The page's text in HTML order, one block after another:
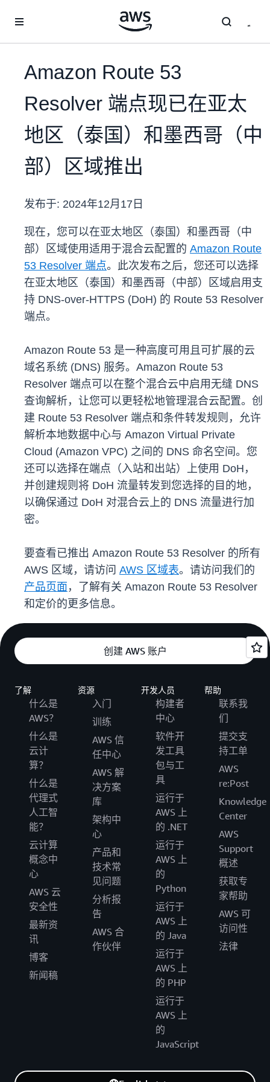
Amazon Route 53
Resolver 端点现已在亚太
地区（泰国）和墨西哥（中
部）区域推出
发布于: 2024年12月17日
现在，您可以在亚太地区（泰国）和墨西哥（中
部）区域使用适用于混合云配置的 Amazon Route
53 Resolver 端点。此次发布之后，您还可以选择
在亚太地区（泰国）和墨西哥（中部）区域启用支
持 DNS-over-HTTPS (DoH) 的 Route 53 Resolver
端点。
Amazon Route 53 是一种高度可用且可扩展的云
域名系统 (DNS) 服务。Amazon Route 53
Resolver 端点可以在整个混合云中启用无缝 DNS
查询解析，让您可以更轻松地管理混合云配置。创
建 Route 53 Resolver 端点和条件转发规则，允许
解析本地数据中心与 Amazon Virtual Private
Cloud (Amazon VPC) 之间的 DNS 命名空间。您
还可以选择在端点（入站和出站）上使用 DoH，
并创建规则将 DoH 流量转发到您选择的目的地，
以确保通过 DoH 对混合云上的 DNS 流量进行加
密。
要查看已推出 Amazon Route 53 Resolver 的所有
AWS 区域，请访问 AWS 区域表。请访问我们的
产品页面 ，了解有关 Amazon Route 53 Resolver
和定价的更多信息。
创建 AWS 账户
了解
什么是
AWS？
什么是
云计
算？
什么是
代理式
人工智
能？
云计算
概念中
心
AWS 云
安全性
最新资
讯
博客
新闻稿
资源
入门
训练
AWS 信
任中心
AWS 解
决方案
库
架构中
心
产品和
技术常
见问题
分析报
告
AWS 合
作伙伴
开发人员
构建者
中心
软件开
发工具
包与工
具
运行于
AWS 上
的 .NET
运行于
AWS 上
的
Python
运行于
AWS 上
的 Java
运行于
AWS 上
的 PHP
运行于
AWS 上
的
JavaScript
帮助
联系我
们
提交支
持工单
AWS
re:Post
Knowledge
Center
AWS
Support
概述
获取专
家帮助
AWS 可
访问性
法律